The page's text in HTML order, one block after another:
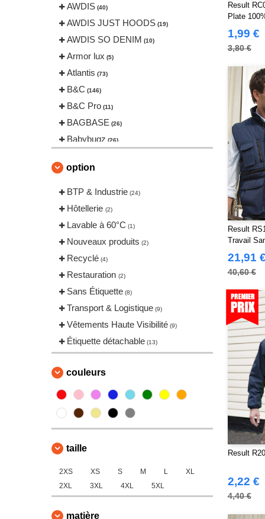
AWDIS (40)
AWDIS JUST HOODS (19)
AWDIS SO DENIM (10)
Armor lux (5)
Atlantis (73)
B&C (146)
B&C Pro (11)
BAGBASE (26)
Babybugz (26)
Beechfield
Bella+Canvas (22)
Black&Match
Build Your Brand (126)
CLUBCLASS (20)
Craghoppers
ECOLOGIE (8)
ET SI ON L'APPELAIT FRANCIS
EXCD BY PROMODORO
FRUIT OF THE LOOM VINTAGE
Finden & Hales
Flexfit (140)
Front row (20)
Fruit of the Loom (77)
Gildan
Herock
option
BTP & Industrie (24)
Hôtellerie (2)
Lavable à 60°C (1)
Nouveaux produits (2)
Recyclé (4)
Restauration (2)
Sans Étiquette (8)
Transport & Logistique (9)
Vêtements Haute Visibilité (9)
Étiquette détachable (13)
couleurs
taille
2XS XS S M L
XL
2XL
3XL 4XL 5XL
matière
Result
Plate
1,99 €
3,80 €
Result
Travail
21,91 €
40,60 €
Result
2,22 €
4,40 €